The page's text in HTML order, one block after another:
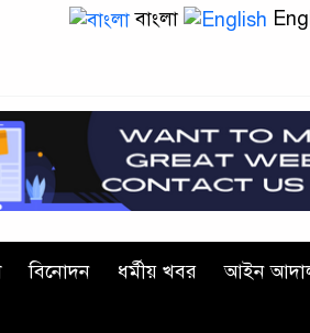
বাংলা
বিনোদন ধর্মীয় খবর আইন